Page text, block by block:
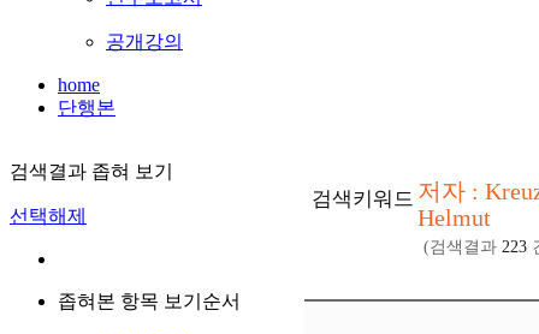
공개강의
home
단행본
검색결과 좁혀 보기
선택해제
좁혀본 항목 보기순서
검색키워드 저자 :
Helmut
(검색결과 223